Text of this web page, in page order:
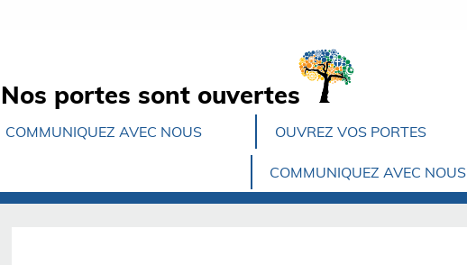
portes sont ouvertes
COMMUNIQUEZ AVEC NOUS OUVREZ VOS PORTES
COMMUNIQUEZ AVEC NOUS